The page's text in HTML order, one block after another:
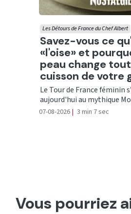
Ecouter
Savez-vous ce
«l'oise» et
peau change
cuisson de votre
Les Détours de France du Chef Albert
Le Tour de France féminin
aujourd'hui au mythique
07-08-2026 | 3 min 7 sec
Vous pourriez